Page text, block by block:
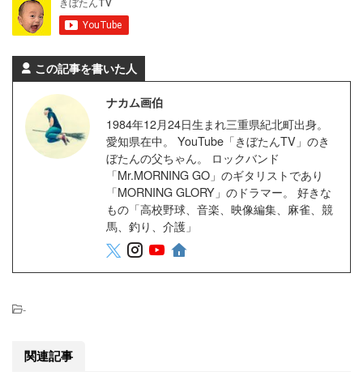
この記事を書いた人
ナカム画伯
1984年12月24日生まれ三重県紀北町出身。
愛知県在中。 YouTube「きぼたんTV」のき
ぼたんの父ちゃん。 ロックバンド
「Mr.MORNING GO」のギタリストであり
「MORNING GLORY」のドラマー。 好きな
もの「高校野球、音楽、映像編集、麻雀、競
馬、釣り、介護」
-
関連記事